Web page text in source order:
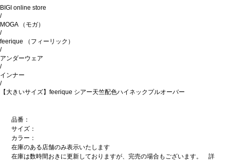
BIGI online store
/
MOGA
（モガ）
/
feerique
（フィーリック）
/
アンダーウェア
/
インナー
/
【大きいサイズ】feerique シアー天竺配色ハイネックプルオーバー
品番：
サイズ：
カラー：
在庫のある店舗のみ表示いたします
在庫は数時間おきに更新しておりますが、完売の場合もございます。 詳